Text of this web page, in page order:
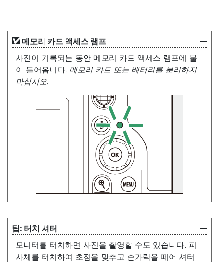
메모리 카드 액세스 램프
사진이 기록되는 동안 메모리 카드 액세스 램프에 불
이 들어옵니다. 메모리 카드 또는 배터리를 분리하지
마십시오.
터치 셔터
모니터를 터치하면 사진을 촬영할 수도 있습니다. 피
사체를 터치하여 초점을 맞추고 손가락을 떼어 셔터